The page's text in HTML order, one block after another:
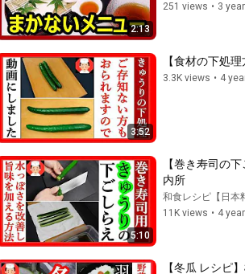
2:13
251 views • 3
3:52
【食材の下処
3.3K views • 4
5:10
【巻き寿司の
内所
和食レシピ【日本
11K views • 4
【冬瓜 レシピ